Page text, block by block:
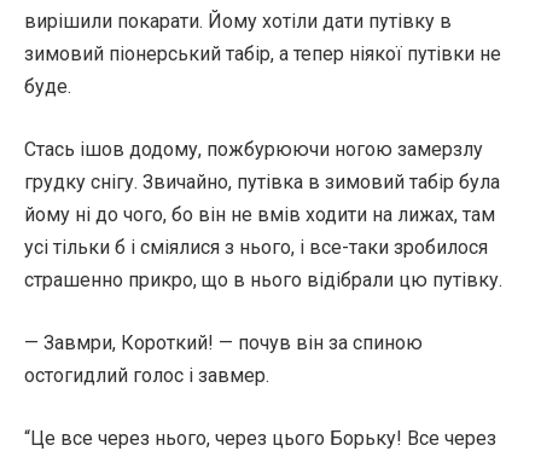
вирішили покарати. Йому хотіли дати путівку в
зимовий піонерський табір, а тепер ніякої путівки не
буде.
Стась ішов додому, пожбурюючи ногою замерзлу
грудку снігу. Звичайно, путівка в зимовий табір була
йому ні до чого, бо він не вмів ходити на лижах, там
усі тільки б і сміялися з нього, і все-таки зробилося
страшенно прикро, що в нього відібрали цю путівку.
— Завмри, Короткий! — почув він за спиною
остогидлий голос і завмер.
“Це все через нього, через цього Борьку! Все через